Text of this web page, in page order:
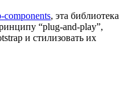
components, эта библиотека
“plug-and-play”,
и стилизовать их